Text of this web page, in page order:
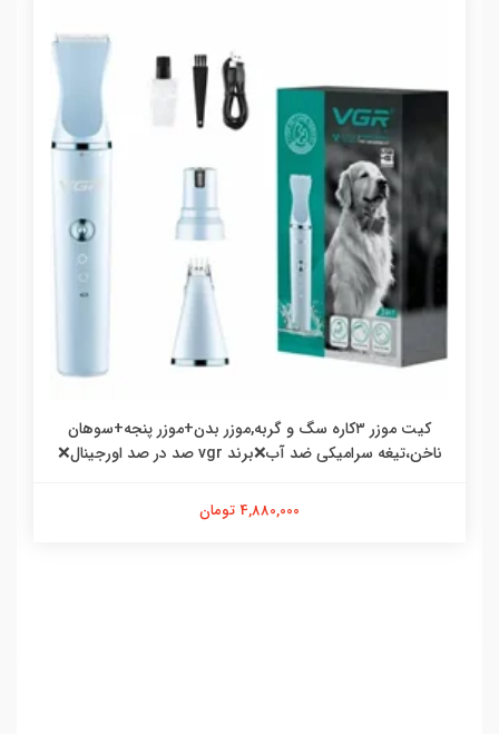
کیت موزر ۳کاره سگ و گربه,موزر بدن+موزر پنجه+سوهان
ناخن،تیغه سرامیکی ضد آب❌برند vgr صد در صد اورجینال❌
4,880,000 تومان